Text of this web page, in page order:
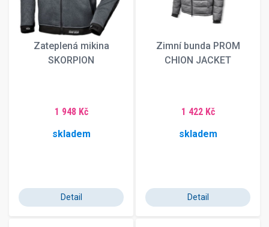
Zateplená mikina
SKORPION
1 948 Kč
skladem
Detail
Zimní bunda PROM
CHION JACKET
1 422 Kč
skladem
Detail